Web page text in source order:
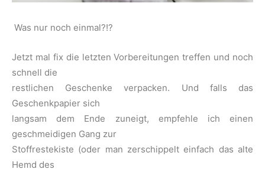
Was nur noch einmal?!?
Jetzt mal fix die letzten Vorbereitungen treffen und noch
schnell die
restlichen Geschenke verpacken. Und falls das
Geschenkpapier sich
langsam dem Ende zuneigt, empfehle ich einen
geschmeidigen Gang zur
Stoffrestekiste (oder man zerschippelt einfach das alte
Hemd des